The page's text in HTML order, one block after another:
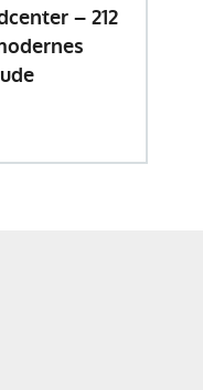
– 212